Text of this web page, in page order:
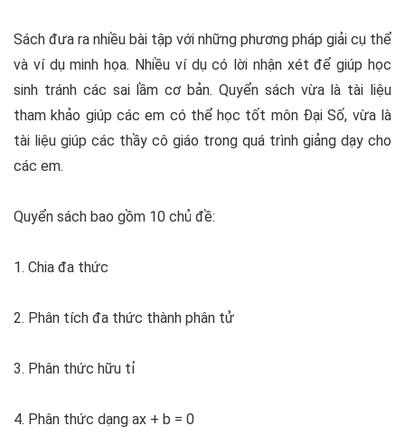
Sách đưa ra nhiều bài tập với những phương pháp giải cụ thể
và ví dụ minh họa. Nhiều ví dụ có lời nhận xét để giúp học
sinh tránh các sai lầm cơ bản. Quyển sách vừa là tài liệu
tham khảo giúp các em có thể học tốt môn Đại Số, vừa là
tài liệu giúp các thầy cô giáo trong quá trình giảng dạy cho
các em.
Quyển sách bao gồm 10 chủ đề:
1. Chia đa thức
2. Phân tích đa thức thành phân tử
3. Phân thức hữu tỉ
4. Phân thức dạng ax + b = 0